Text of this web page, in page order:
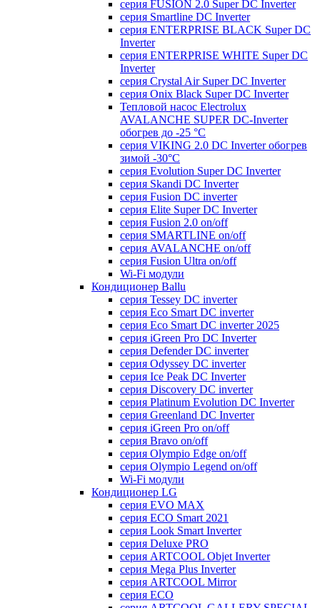
серия FUSION 2.0 Super DC Іnverter
серия Smartline DC Inverter
серия ENTERPRISE BLACK Super DC
Inverter
серия ENTERPRISE WHITE Super DC
Inverter
серия Crystal Air Super DC Inverter
серия Onix Black Super DC Inverter
Тепловой насос Electrolux
AVALANCHE SUPER DC-Inverter
обогрев до -25 °С
серия VIKING 2.0 DC Inverter обогрев
зимой -30°С
серия Evolution Super DC Inverter
серия Skandi DC Inverter
серия Fusion DC inverter
серия Elite Super DC Inverter
серия Fusion 2.0 on/off
серия SMARTLINE on/off
серия AVALANCHE on/off
серия Fusion Ultra on/off
Wi-Fi модули
Кондиционер Ballu
серия Tessey DC inverter
серия Eco Smart DC inverter
серия Eco Smart DC inverter 2025
серия iGreen Pro DC Inverter
серия Defender DC inverter
серия Odyssey DC inverter
серия Ice Peak DС Inverter
cерия Discovery DC inverter
серия Platinum Evolution DC Inverter
серия Greenland DC Inverter
серия iGreen Pro on/off
серия Bravo on/off
серия Olympio Edge on/off
серия Olympio Legend on/off
Wi-Fi модули
Кондиционер LG
серия EVO MAX
серия ECO Smart 2021
серия Look Smart Inverter
серия Deluxe PRO
серия ARTCOOL Objet Inverter
серия Mega Plus Inverter
серия ARTCOOL Mirror
серия ECO